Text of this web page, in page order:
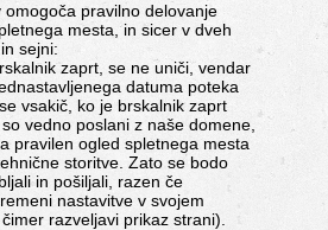
omogoča pravilno delovanje
mesta, in sicer v dveh
sejni:
zaprt, se ne uniči, vendar
datuma poteka
vsakič, ko je brskalnik zaprt
vedno poslani z naše domene,
pravilen ogled spletnega mesta
storitve. Zato se bodo
in pošiljali, razen če
nastavitve v svojem
razveljavi prikaz strani).